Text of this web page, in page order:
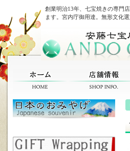
創業明治13年、七宝焼きの専門
ます。宮内庁御用達。無形文化選